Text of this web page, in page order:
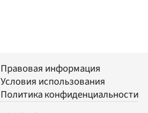
Правовая информация
Условия использования
Политика конфиденциальности